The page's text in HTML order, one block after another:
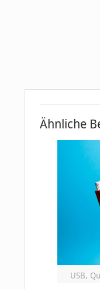
Ähnliche
USB,